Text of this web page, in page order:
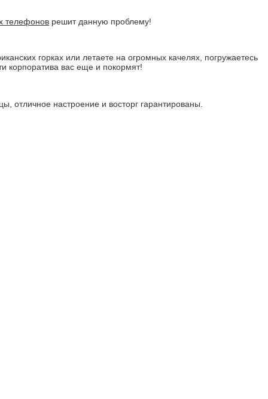
телефонов решит данную проблему!
горках или летаете на огромных качелях, погружаетесь
корпоратива вас еще и покормят!
отличное настроение и восторг гарантированы.